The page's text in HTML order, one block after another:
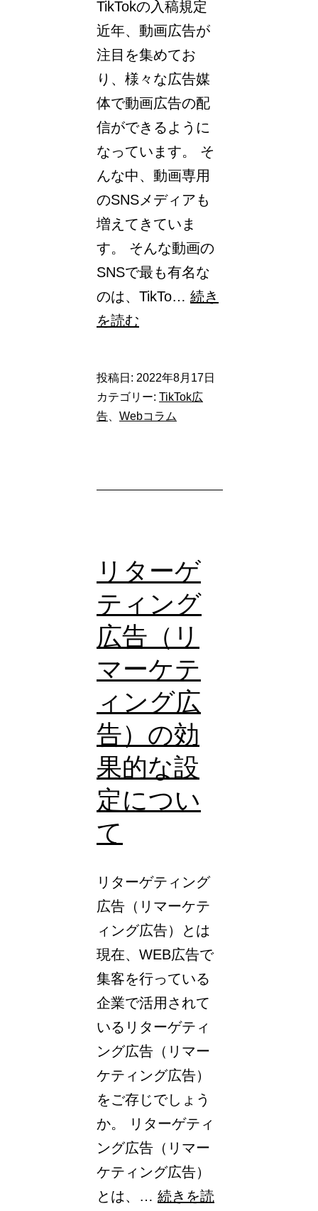
TikTokの入稿規定
近年、動画広告が
注目を集めてお
り、様々な広告媒
体で動画広告の配
信ができるように
なっています。 そ
んな中、動画専用
のSNSメディアも
増えてきていま
す。 そんな動画の
SNSで最も有名な
のは、TikTo… 続き
を読む
TikTok
入
定
投稿日: 2022年8月17日
カテゴリー: TikTok広
告
Webコラム
リターゲ
ティング
広告（リ
マーケテ
ィング広
告）の効
果的な設
定につい
て
リターゲティング
広告（リマーケテ
ィング広告）とは
現在、WEB広告で
集客を行っている
企業で活用されて
いるリターゲティ
ング広告（リマー
ケティング広告）
をご存じでしょう
か。 リターゲティ
ング広告（リマー
ケティング広告）
とは、… 続きを読